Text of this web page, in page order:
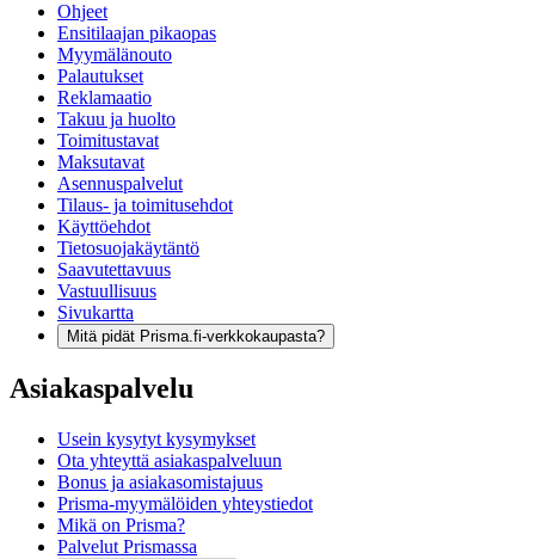
Ohjeet
Ensitilaajan pikaopas
Myymälänouto
Palautukset
Reklamaatio
Takuu ja huolto
Toimitustavat
Maksutavat
Asennuspalvelut
Tilaus- ja toimitusehdot
Käyttöehdot
Tietosuojakäytäntö
Saavutettavuus
Vastuullisuus
Sivukartta
Mitä pidät Prisma.fi-verkkokaupasta?
Asiakaspalvelu
Usein kysytyt kysymykset
Ota yhteyttä asiakaspalveluun
Bonus ja asiakasomistajuus
Prisma-myymälöiden yhteystiedot
Mikä on Prisma?
Palvelut Prismassa